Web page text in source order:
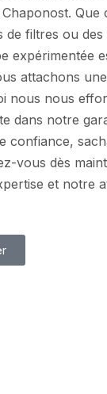
Que
de filtres ou
expérimentée
attachons
nous nous
dans notre
confiance,
vous dès
et notre